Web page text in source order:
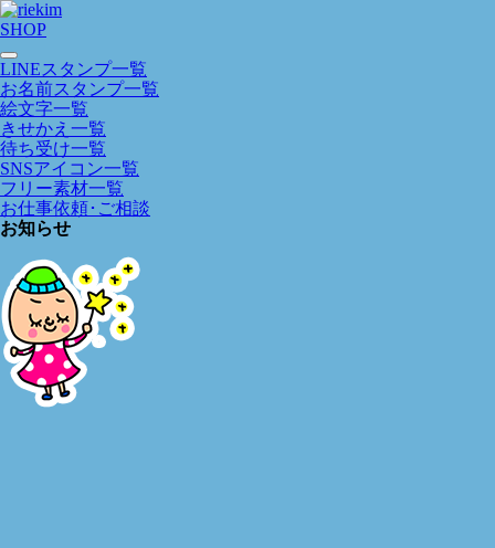
SHOP
LINEスタンプ一覧
お名前スタンプ一覧
絵文字一覧
きせかえ一覧
待ち受け一覧
SNSアイコン一覧
フリー素材一覧
お仕事依頼･ご相談
お知らせ